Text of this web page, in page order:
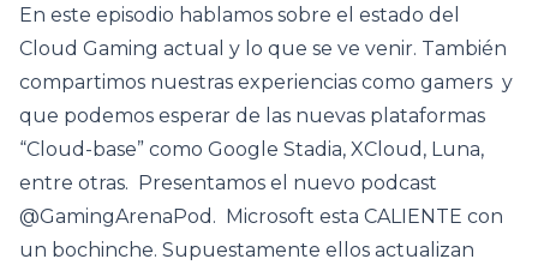
En este episodio hablamos sobre el estado del
Cloud Gaming actual y lo que se ve venir. También
compartimos nuestras experiencias como gamers y
que podemos esperar de las nuevas plataformas
“Cloud-base” como Google Stadia, XCloud, Luna,
entre otras. Presentamos el nuevo podcast
@GamingArenaPod. Microsoft esta CALIENTE con
un bochinche. Supuestamente ellos actualizan